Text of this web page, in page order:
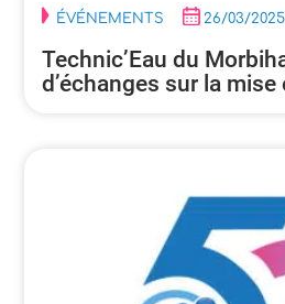
ÉVÉNEMENTS 26/03/2025
Technic’Eau du
d’échanges sur la